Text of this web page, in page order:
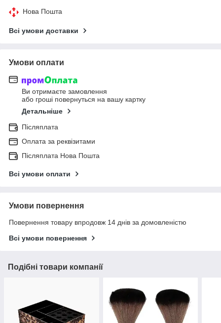
Нова Пошта
Всі умови доставки
Умови оплати
Ви отримаєте замовлення
або гроші повернуться на вашу картку
Детальніше
Післяплата
Оплата за реквізитами
Післяплата Нова Пошта
Всі умови оплати
Умови повернення
Повернення товару впродовж 14 днів за домовленістю
Всі умови повернення
Подібні товари компанії